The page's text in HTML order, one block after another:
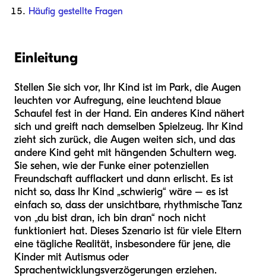
Häufig gestellte Fragen
Einleitung
Stellen Sie sich vor, Ihr Kind ist im Park, die Augen
leuchten vor Aufregung, eine leuchtend blaue
Schaufel fest in der Hand. Ein anderes Kind nähert
sich und greift nach demselben Spielzeug. Ihr Kind
zieht sich zurück, die Augen weiten sich, und das
andere Kind geht mit hängenden Schultern weg.
Sie sehen, wie der Funke einer potenziellen
Freundschaft aufflackert und dann erlischt. Es ist
nicht so, dass Ihr Kind „schwierig“ wäre – es ist
einfach so, dass der unsichtbare, rhythmische Tanz
von „du bist dran, ich bin dran“ noch nicht
funktioniert hat. Dieses Szenario ist für viele Eltern
eine tägliche Realität, insbesondere für jene, die
Kinder mit Autismus oder
Sprachentwicklungsverzögerungen erziehen.